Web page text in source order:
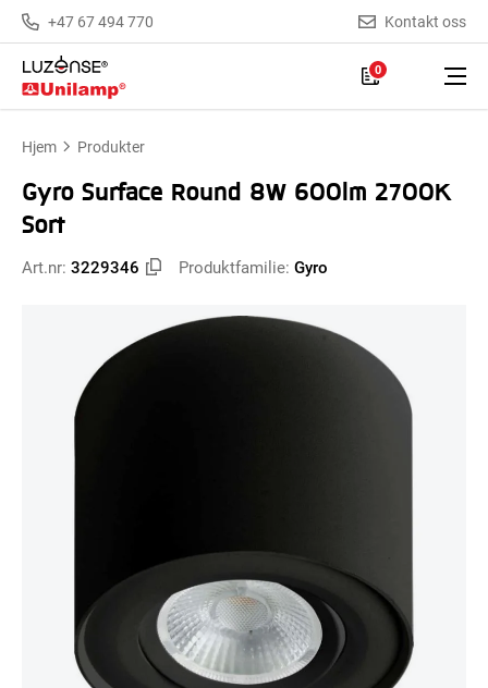
+47 67 494 770 Kontakt oss
0
Hjem Produkter
Gyro Surface Round 8W 600lm 2700K
Sort
Art.nr: 3229346 Produktfamilie: Gyro